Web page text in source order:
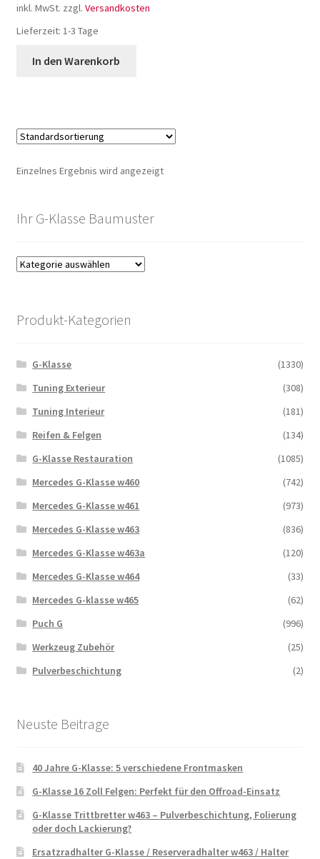
inkl. MwSt. zzgl. Versandkosten
Lieferzeit: 1-3 Tage
In den Warenkorb
Einzelnes Ergebnis wird angezeigt
Ihr G-Klasse Baumuster
Produkt-Kategorien
G-Klasse
(1330)
Tuning Exterieur
(308)
Tuning Interieur
(181)
Reifen & Felgen
(134)
G-Klasse Restauration
(1085)
Mercedes G-Klasse w460
(742)
Mercedes G-Klasse w461
(973)
Mercedes G-Klasse w463
(836)
Mercedes G-Klasse w463a
(120)
Mercedes G-Klasse w464
(33)
Mercedes G-klasse w465
(62)
Puch G
(996)
Werkzeug Zubehör
(25)
Pulverbeschichtung
(2)
Neuste Beitrage
40 Jahre G-Klasse: 5 verschiedene Frontmasken
G-Klasse 16 Zoll Felgen: Perfekt für den Offroad-Einsatz
G-Klasse Trittbretter w463 – Pulverbeschichtung, Folierung
oder doch Lackierung?
Ersatzradhalter G-Klasse / Reserveradhalter w463 / Halter